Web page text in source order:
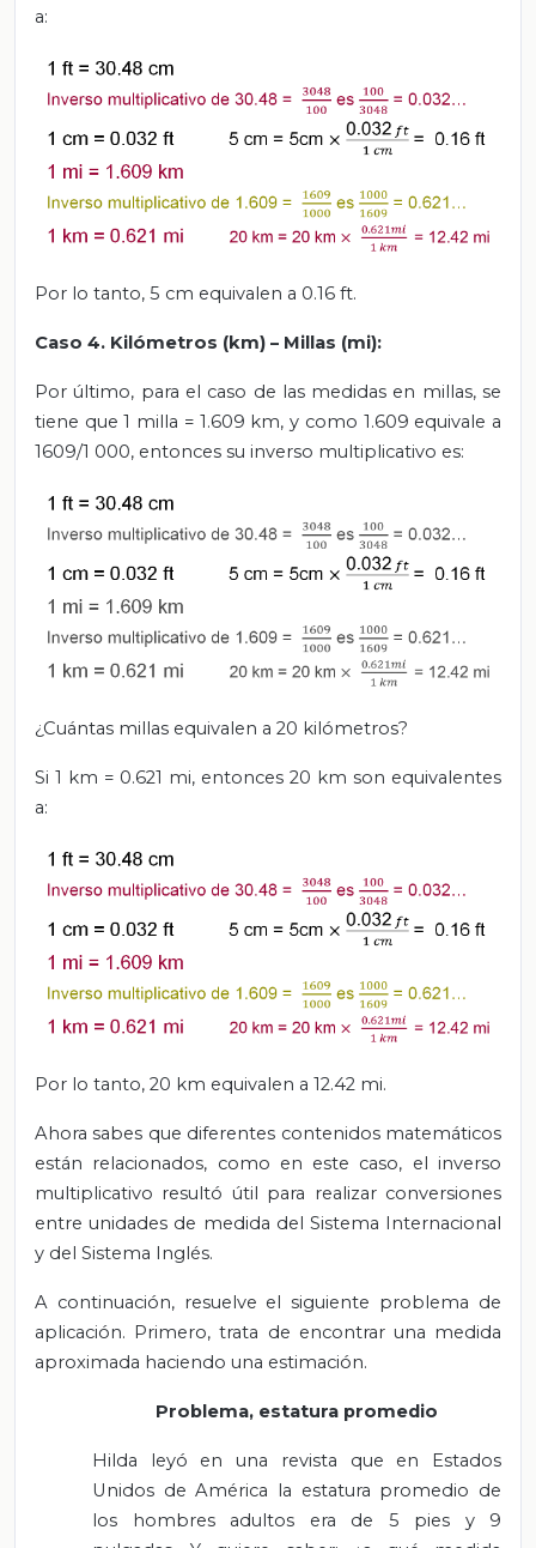
a:
Por lo tanto, 5 cm equivalen a 0.16 ft.
Caso 4. Kilómetros (km) – Millas (mi):
Por último, para el caso de las medidas en millas, se
tiene que 1 milla = 1.609 km, y como 1.609 equivale a
1609/1 000, entonces su inverso multiplicativo es:
¿Cuántas millas equivalen a 20 kilómetros?
Si 1 km = 0.621 mi, entonces 20 km son equivalentes
a:
Por lo tanto, 20 km equivalen a 12.42 mi.
Ahora sabes que diferentes contenidos matemáticos
están relacionados, como en este caso, el inverso
multiplicativo resultó útil para realizar conversiones
entre unidades de medida del Sistema Internacional
y del Sistema Inglés.
A continuación, resuelve el siguiente problema de
aplicación. Primero, trata de encontrar una medida
aproximada haciendo una estimación.
Problema, estatura promedio
Hilda leyó en una revista que en Estados
Unidos de América la estatura promedio de
los hombres adultos era de 5 pies y 9